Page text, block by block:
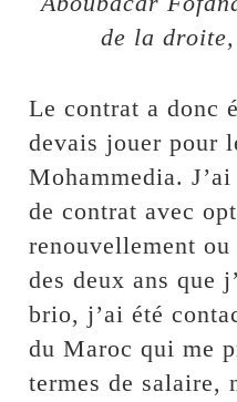
de la droite,
Le contrat a donc
devais jouer pour
Mohammedia.
de contrat avec
renouvellement
des deux ans que
brio, j’ai été
du Maroc qui me
termes de salaire,